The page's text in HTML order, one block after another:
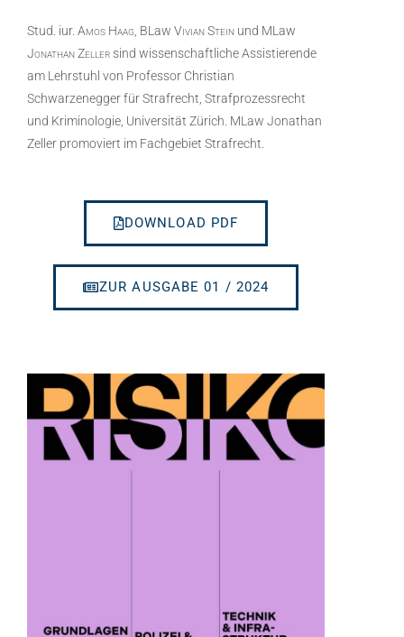
Stud. iur. Amos Haag , BLaw Vivian Stein und MLaw
Jonathan Zellersind wissenschaftliche Assistierende
am Lehrstuhl von Professor Christian
Schwarzenegger für Strafrecht, Strafprozessrecht
und Kriminologie, Universität Zürich. MLaw Jonathan
Zeller promoviert im Fachgebiet Strafrecht.
DOWNLOAD PDF
ZUR AUSGABE 01 / 2024